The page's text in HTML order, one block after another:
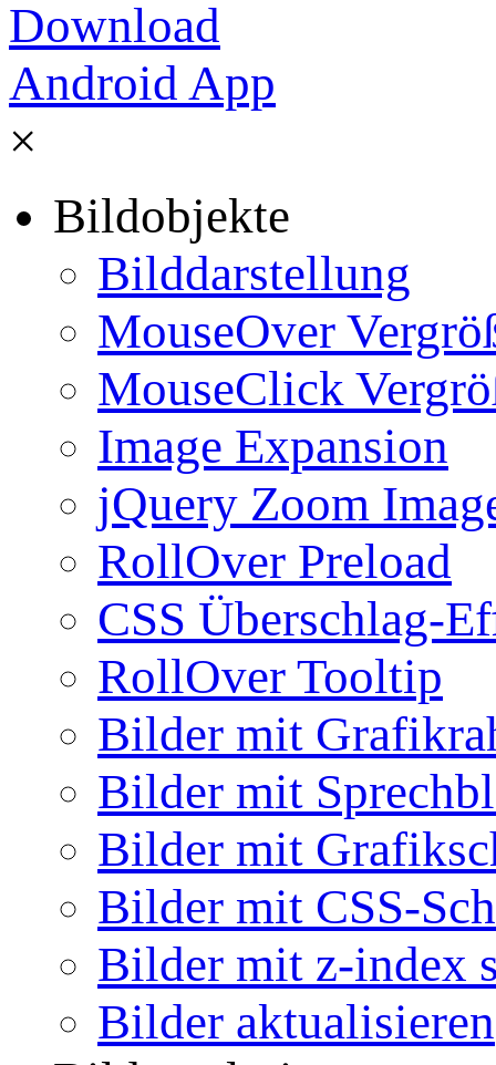
×
Bildobjekte
Bilddarstellung
MouseOver
MouseClick
Image Expansion
jQuery Zoom
RollOver Preload
CSS Überschlag-
RollOver Tooltip
Bilder mit
Bilder mit
Bilder mit
Bilder mit CSS-
Bilder mit z-index
Bilder aktualisieren